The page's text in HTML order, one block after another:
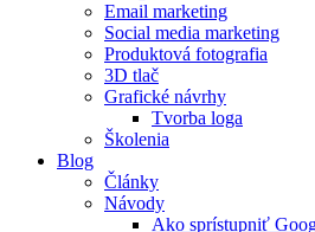
Email marketing
Social media marketing
Produktová fotografia
3D tlač
Grafické návrhy
Tvorba loga
Školenia
Blog
Články
Návody
Ako sprístupniť